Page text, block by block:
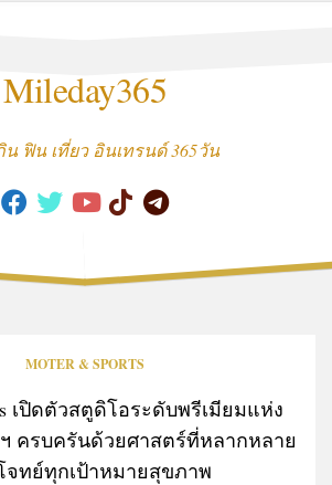
Mileday365
น ฟิน เที่ยว อินเทรนด์ 365วัน
MOTER & SPORTS
เปิดตัวสตูดิโอระดับพรีเมียมแห่ง
ครบครันด้วยศาสตร์ที่หลากหลาย
จทย์ทุกเป้าหมายสุขภาพ